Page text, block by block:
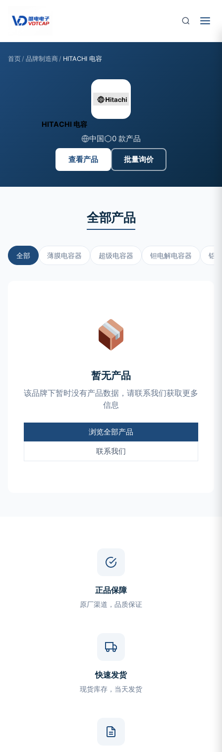
首页/ 品牌制造商/ HITACHI 电容
HITACHI 电容
中国 0 款产品
查看产品 批量询价
全部产品
全部 薄膜电容器 超级电容器 钽电解电容器 铝
暂无产品
该品牌下暂时没有产品数据，请联系我们获取更多
信息
浏览全部产品
联系我们
正品保障
原厂渠道，品质保证
快速发货
现货库存，当天发货